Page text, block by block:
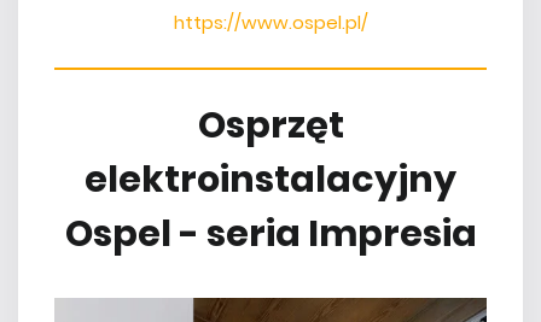
https://www.ospel.pl/
Osprzęt
elektroinstalacyjny
Ospel - seria Impresia